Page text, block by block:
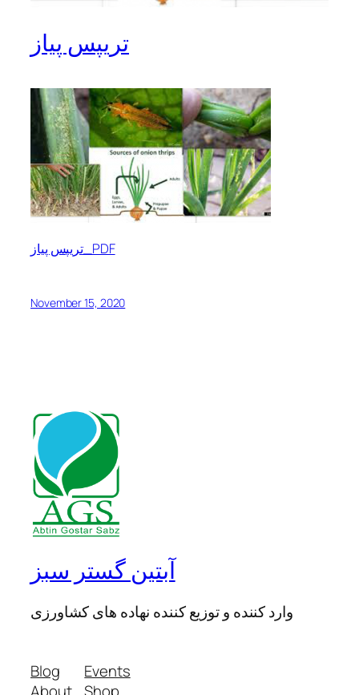
تریپس پیاز
تریپس پیاز_PDF
November 15, 2020
آبتین گستر سبز
وارد کننده و توزیع کننده نهاده های کشاورزی
Blog
Events